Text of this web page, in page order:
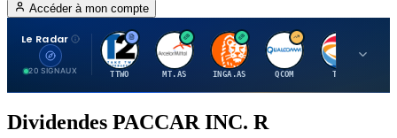
Accéder à mon compte
Le Radar
20 SIGNAUX
T
TTWO
A
MT.AS
I
INGA.AS
Q
QCOM
T
TTE
Dividendes PACCAR INC. R